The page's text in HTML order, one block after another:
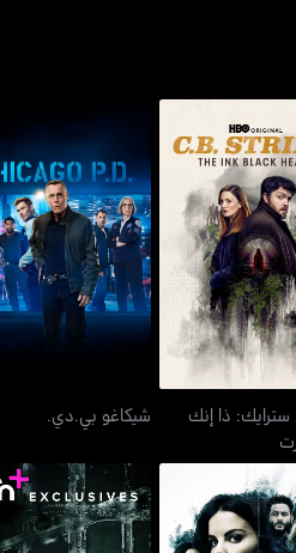
سترايك: ذا إنك
بلاك هارت
ذا إنك
شيكاغو بي.دي.
شيكاغو بي.دي.